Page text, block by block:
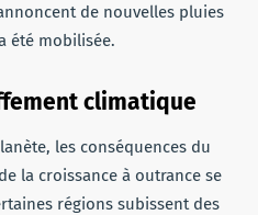
de nouvelles pluies
été mobilisée.
climatique
les conséquences du
la croissance à outrance se
régions subissent des